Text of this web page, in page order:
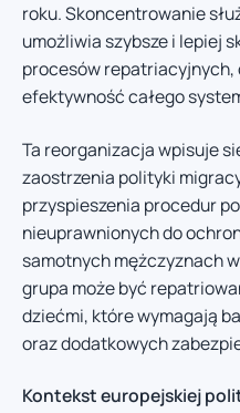
roku. Skoncentrowanie
umożliwia szybsze i lepiej
procesów repatriacyjnych,
efektywność całego
Ta reorganizacja wpisuje
zaostrzenia polityki
przyspieszenia procedur
nieuprawnionych do
samotnych mężczyznach
grupa może być
dziećmi, które wymagają
oraz dodatkowych
Kontekst europejskiej